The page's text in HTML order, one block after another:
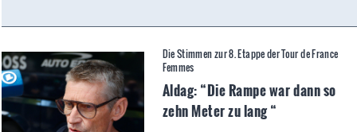
Die Stimmen zur 8. Etappe der Tour de France
Femmes
Aldag: “Die Rampe war dann so
zehn Meter zu lang “